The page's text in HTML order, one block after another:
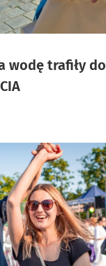
wodę trafiły do